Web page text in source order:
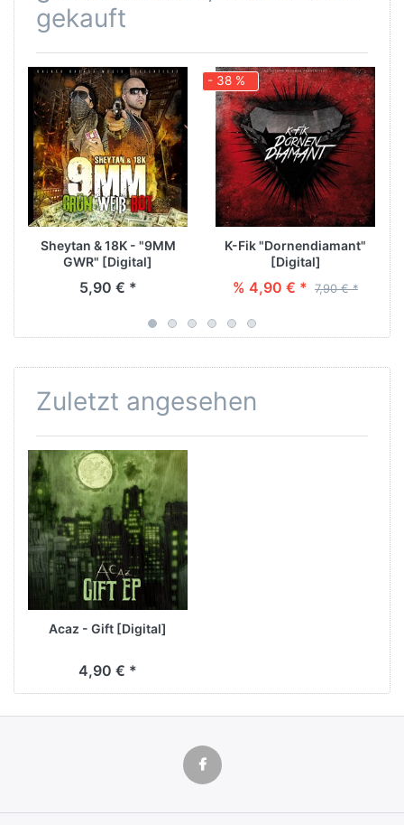
gekauft
Sheytan & 18K - "9MM
GWR" [Digital]
5,90 € *
- 38 %
K-Fik "Dornendiamant"
[Digital]
% 4,90 € * 7,90 € *
Zuletzt angesehen
Acaz - Gift [Digital]
4,90 € *